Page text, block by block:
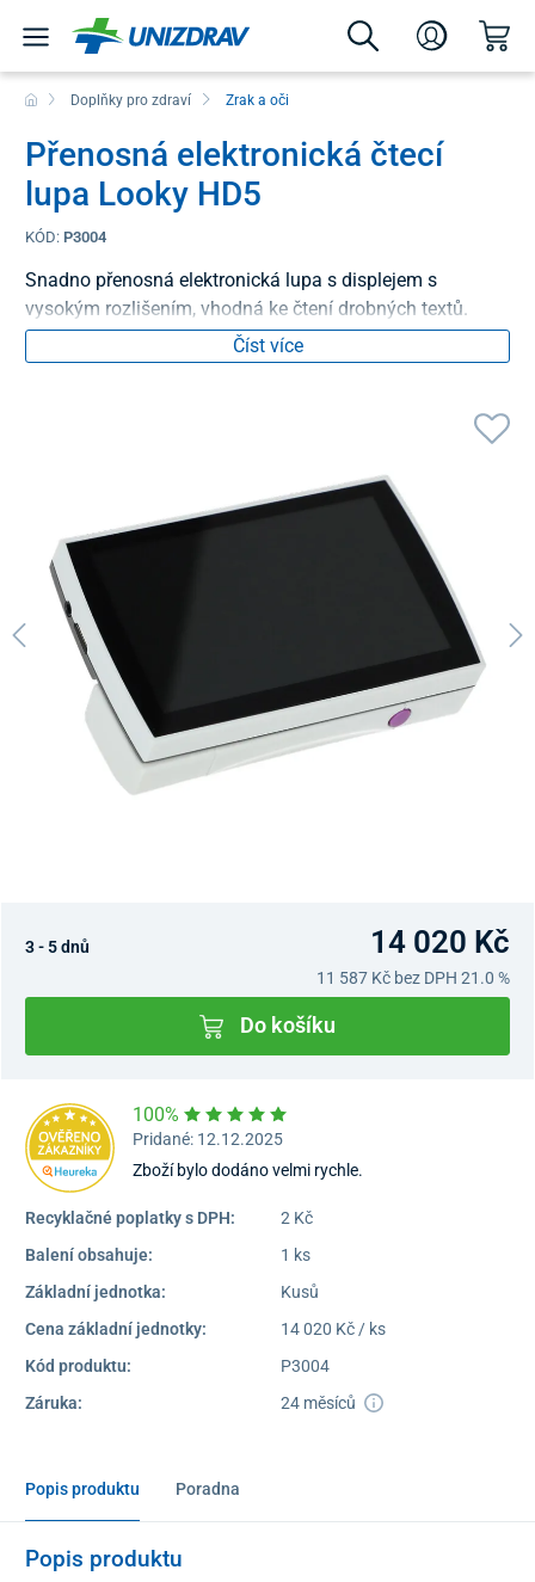
Doplňky pro zdraví Zrak a oči
Přenosná elektronická čtecí
lupa Looky HD5
KÓD: P3004
Snadno přenosná elektronická lupa s displejem s
vysokým rozlišením, vhodná ke čtení drobných textů.
Číst více
3 - 5 dnů 14 020 Kč
11 587 Kč bez DPH 21.0 %
Do košíku
100%
Pridané: 12.12.2025
Zboží bylo dodáno velmi rychle.
Recyklačné poplatky s DPH:
2 Kč
Balení obsahuje:
1 ks
Základní jednotka:
Kusů
Cena základní jednotky:
14 020 Kč / ks
Kód produktu:
P3004
Záruka:
24 měsíců
Popis produktu Poradna
Popis produktu